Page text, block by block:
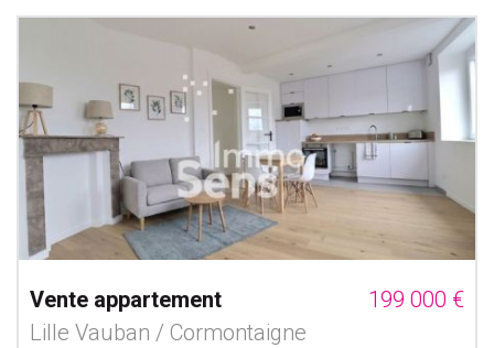
Vente appartement
199 000 €
Lille Vauban / Cormontaigne